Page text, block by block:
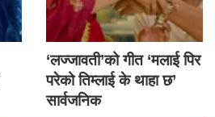
‘लज्जावती’को गीत ‘मलाई पिर
परेको तिम्लाई के थाहा छ’
सार्वजनिक